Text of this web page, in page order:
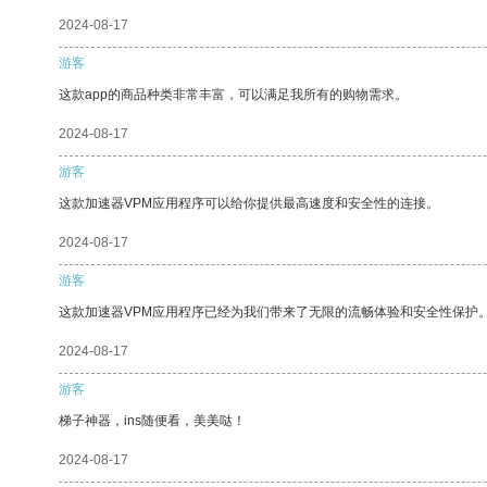
2024-08-17
游客
这款app的商品种类非常丰富，可以满足我所有的购物需求。
2024-08-17
游客
这款加速器VPM应用程序可以给你提供最高速度和安全性的连接。
2024-08-17
游客
这款加速器VPM应用程序已经为我们带来了无限的流畅体验和安全性保护
2024-08-17
游客
梯子神器，ins随便看，美美哒！
2024-08-17